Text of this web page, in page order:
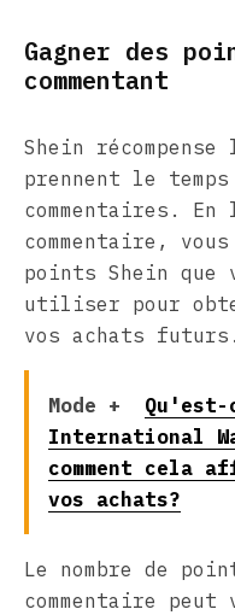
Gagner des
commentant
Shein
prennent le
commentaires.
commentaire,
points Shein que
utiliser pour
vos achats futurs.
Mode +
International
comment cela
vos achats?
Le nombre de
commentaire